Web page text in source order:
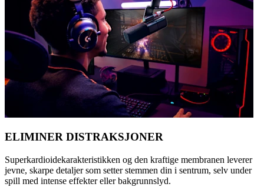
ELIMINER DISTRAKSJONER
Superkardioidekarakteristikken og den kraftige membranen leverer
jevne, skarpe detaljer som setter stemmen din i sentrum, selv under
spill med intense effekter eller bakgrunnslyd.